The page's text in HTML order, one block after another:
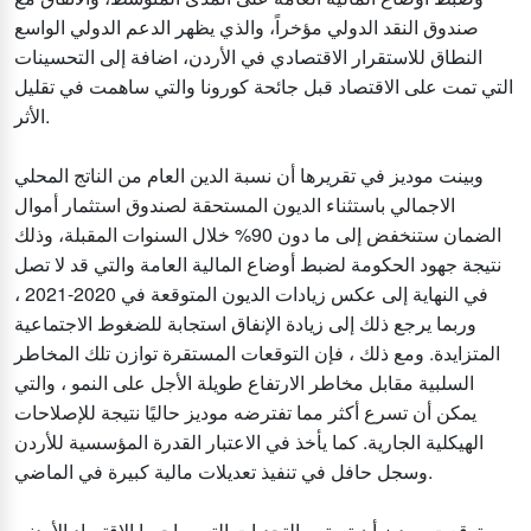
صندوق النقد الدولي مؤخراً، والذي يظهر الدعم الدولي الواسع
النطاق للاستقرار الاقتصادي في الأردن، اضافة إلى التحسينات
التي تمت على الاقتصاد قبل جائحة كورونا والتي ساهمت في تقليل
الأثر.
وبينت موديز في تقريرها أن نسبة الدين العام من الناتج المحلي
الاجمالي باستثناء الديون المستحقة لصندوق استثمار أموال
الضمان ستنخفض إلى ما دون 90% خلال السنوات المقبلة، وذلك
نتيجة جهود الحكومة لضبط أوضاع المالية العامة والتي قد لا تصل
في النهاية إلى عكس زيادات الديون المتوقعة في 2020-2021 ،
وربما يرجع ذلك إلى زيادة الإنفاق استجابة للضغوط الاجتماعية
المتزايدة. ومع ذلك ، فإن التوقعات المستقرة توازن تلك المخاطر
السلبية مقابل مخاطر الارتفاع طويلة الأجل على النمو ، والتي
يمكن أن تسرع أكثر مما تفترضه موديز حاليًا نتيجة للإصلاحات
الهيكلية الجارية. كما يأخذ في الاعتبار القدرة المؤسسية للأردن
وسجل حافل في تنفيذ تعديلات مالية كبيرة في الماضي.